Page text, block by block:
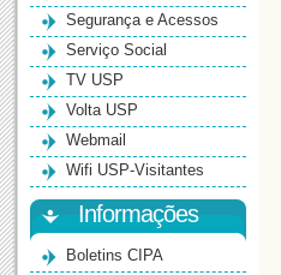
Segurança e Acessos
Serviço Social
TV USP
Volta USP
Webmail
Wifi USP-Visitantes
Informações
Boletins CIPA